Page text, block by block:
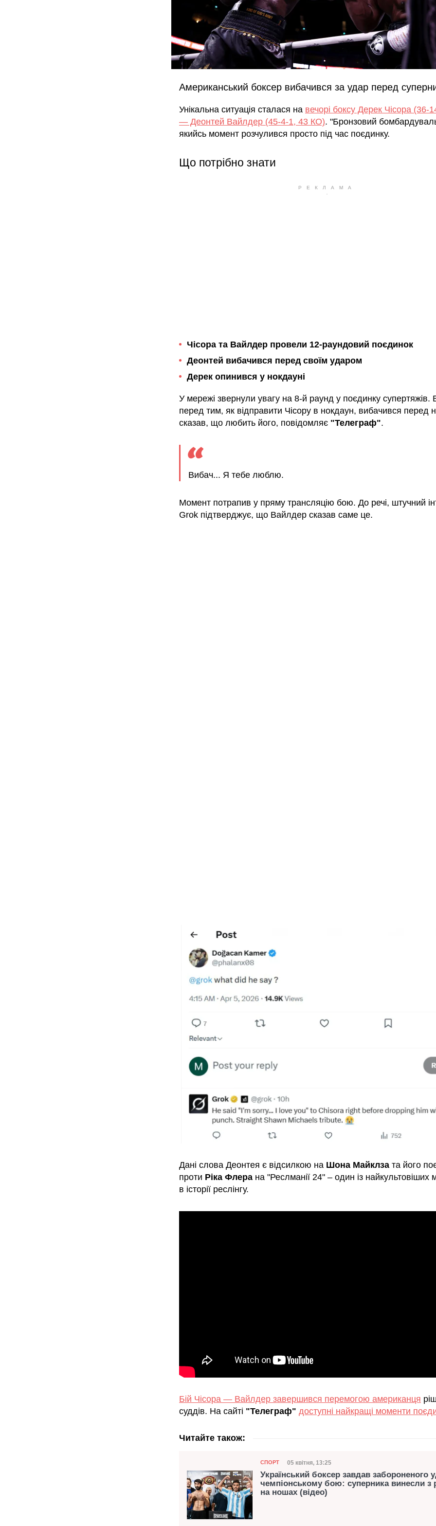
Американський боксер вибачився за удар перед
Унікальна ситуація сталася на вечорі боксу Дерек Чісора (36-
— Деонтей Вайлдер (45-4-1, 43 КО). "Бронзовий
якийсь момент розчулився просто під час поєдинку.
Що потрібно знати
Чісора та Вайлдер провели 12-раундовий поєдинок
Деонтей вибачився перед своїм ударом
Дерек опинився у нокдауні
У мережі звернули увагу на 8-й раунд у поєдинку супертяжів.
перед тим, як відправити Чісору в нокдаун, вибачився перед
сказав, що любить його, повідомляє "Телеграф".
Вибач... Я тебе люблю.
Момент потрапив у пряму трансляцію бою. До речі, штучний
Grok підтверджує, що Вайлдер сказав саме це.
Дані слова Деонтея є відсилкою на Шона Майклза та його
проти Ріка Флера на "Реслманії 24" – один із найкультовіших
в історії реслінгу.
Бій Чісора — Вайлдер завершився перемогою американця
суддів. На сайті "Телеграф" доступні найкращі моменти
Читайте також:
Категорія
СПОРТ Дата публікації
05 квітня, 13:25
Український боксер завдав забороненого
чемпіонському бою: суперника винесли з
на ношах (відео)